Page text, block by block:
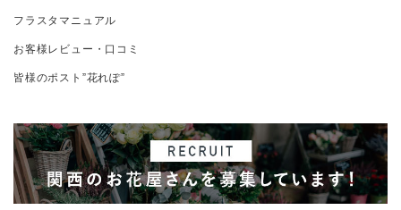
フラスタマニュアル
お客様レビュー・口コミ
皆様のポスト”花れぽ”